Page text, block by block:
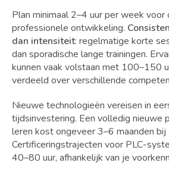
Plan minimaal 2–4 uur per week voor
professionele ontwikkeling.
dan intensiteit: regelmatige korte
dan sporadische lange trainingen.
kunnen vaak volstaan met 100–150
verdeeld over verschillende
Nieuwe technologieën vereisen in
tijdsinvestering. Een volledig nieuwe
leren kost ongeveer 3–6 maanden
Certificeringstrajecten voor PLC-
40–80 uur, afhankelijk van je